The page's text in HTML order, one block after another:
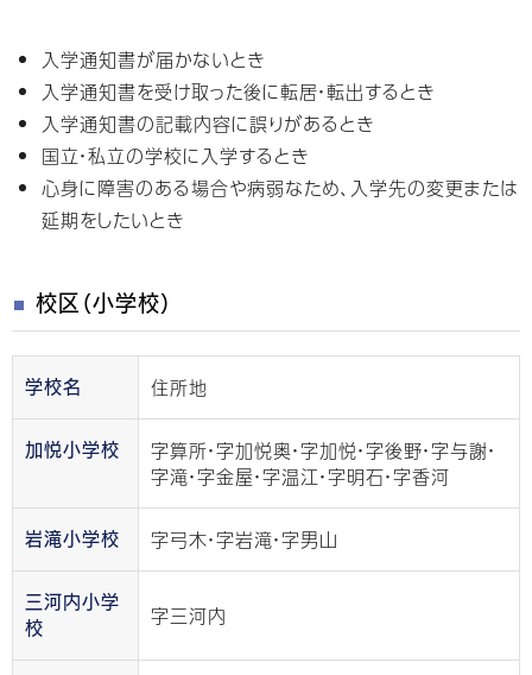
入学通知書が届かないとき
入学通知書を受け取った後に転居・転出するとき
入学通知書の記載内容に誤りがあるとき
国立・私立の学校に入学するとき
心身に障害のある場合や病弱なため、入学先の変更または
延期をしたいとき
校区（小学校）
学校名 住所地
加悦小学校
字算所・字加悦奥・字加悦・字後野・字与謝・
字滝・字金屋・字温江・字明石・字香河
岩滝小学校 字弓木・字岩滝・字男山
三河内小学
校
字三河内